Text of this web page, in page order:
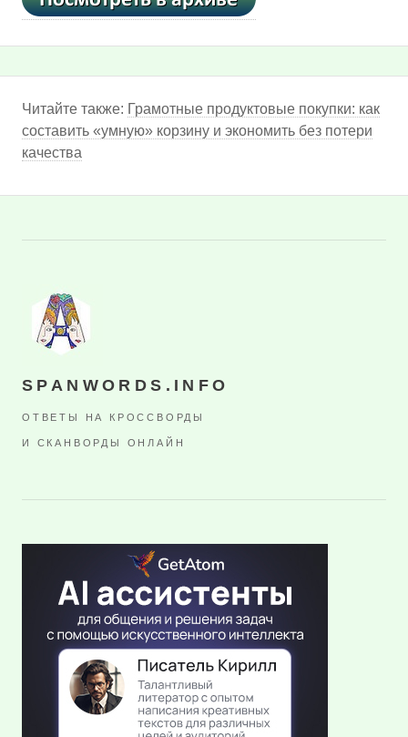
Читайте также: Грамотные продуктовые покупки: как
составить «умную» корзину и экономить без потери
качества
SPANWORDS.INFO
ОТВЕТЫ НА КРОССВОРДЫ
И СКАНВОРДЫ ОНЛАЙН